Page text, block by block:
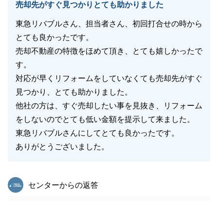
閉じる
売却先がすぐ見つかりとても助かりました
東急リバブルさん、担当者さん、初回打合せの時から
とても良かったです。
売却不動産の特徴をほめて頂き、とても嬉しかったで
す。
対応が早くリフォームをしていなくても売却先がすぐ
見つかり、とても助かりました。
他社の方は、すぐ売却したい事を見抜き、リフォーム
をしないのでとても低い金額を提示して来ました。
東急リバブルさんにしてとても良かったです。
ありがとうございました。
東急リバブル
センターからの返答